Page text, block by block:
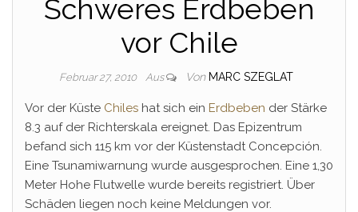
Schweres Erdbeben
vor Chile
Februar 27, 2010 Aus Von MARC SZEGLAT
Vor der Küste Chiles hat sich ein Erdbeben der Stärke
8.3 auf der Richterskala ereignet. Das Epizentrum
befand sich 115 km vor der Küstenstadt Concepción.
Eine Tsunamiwarnung wurde ausgesprochen. Eine 1,30
Meter Hohe Flutwelle wurde bereits registriert. Über
Schäden liegen noch keine Meldungen vor.